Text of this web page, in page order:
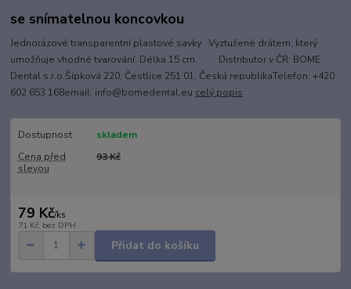
se snímatelnou koncovkou
Jednorázové transparentní plastové savky Vyztužené drátem, který
umožňuje vhodné tvarování. Délka 15 cm. Distributor v ČR: BOME
Dental s.r.o.Šípková 220, Čestlice 251 01, Česká republikaTelefon: +420
602 653 168email: info@bomedental.eu celý popis
Dostupnost
skladem
Cena před
slevou
93 Kč
79 Kč/ks
71 Kč bez DPH
Přidat do košíku